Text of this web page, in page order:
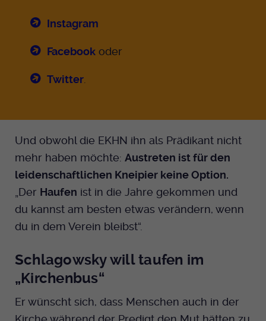
Instagram
Facebook oder
Twitter
Und obwohl die EKHN ihn als Prädikant nicht
mehr haben möchte: Austreten ist für den
leidenschaftlichen Kneipier keine Option.
„Der Haufen ist in die Jahre gekommen und
du kannst am besten etwas verändern, wenn
du in dem Verein bleibst“.
Schlagowsky will taufen im
„Kirchenbus“
Er wünscht sich, dass Menschen auch in der